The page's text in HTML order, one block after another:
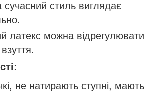
стиль виглядає
латекс можна відрегулювати
не натирають ступні, мають